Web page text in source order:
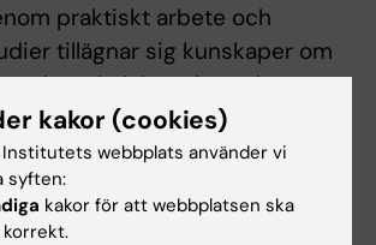
praktiskt arbete och
tillägnar sig kunskaper om
det tekniska utförandet samt
teori och praktiska
hp
kakor (cookies)
Institutets webbplats använder vi
syften:
kakor för att webbplatsen ska